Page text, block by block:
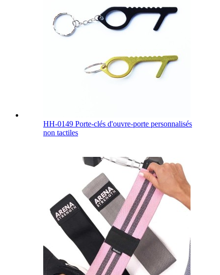
HH-0149 Porte-clés d'ouvre-porte personnalisés
non tactiles